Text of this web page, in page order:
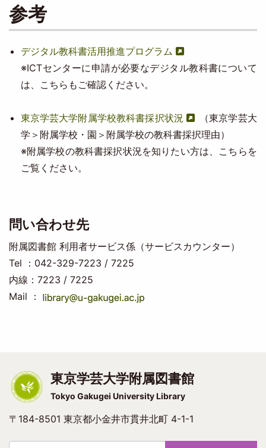
参考
デジタル教科書活用推進プログラム
※ICTセンターに申請が必要なデジタル教科書について
は、こちらもご確認ください。
東京学芸大学附属学校教科書採択状況
（東京学芸大
学＞附属学校・園＞附属学校の教科書採択理由）
※附属学校の教科書採択状況を知りたい方は、こちらを
ご覧ください。
問い合わせ先
附属図書館 利用者サービス係（サービスカウンター）
Tel ：042-329-7223 / 7225
内線：7223 / 7225
Mail ：
東京学芸大学附属図書館
Tokyo Gakugei University Library
〒184-8501 東京都小金井市貫井北町 4-1-1